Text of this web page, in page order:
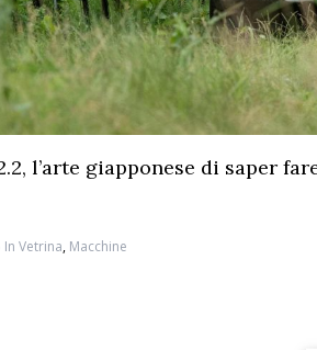
l’arte giapponese di saper
In Vetrina, Macchine